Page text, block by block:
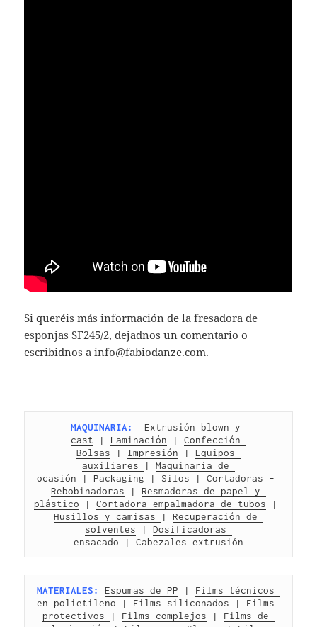
Si queréis más información de la fresadora de
esponjas SF245/2, dejadnos un comentario o
escribidnos a info@fabiodanze.com.
MAQUINARIA:
Extrusión blown y
cast | Laminación | Confección
Bolsas | Impresión | Equipos
auxiliares
| Maquinaria de
ocasión | Packaging | Silos | Cortadoras –
Rebobinadoras | Resmadoras de papel y
plástico | Cortadora empalmadora de tubos
Husillos y camisas
| Recuperación de
solventes | Dosificadoras
ensacado | Cabezales extrusión
MATERIALES: Espumas de PP | Films técnicos
en polietileno | Films siliconados |
Films
protectivos
| Films complejos | Films de